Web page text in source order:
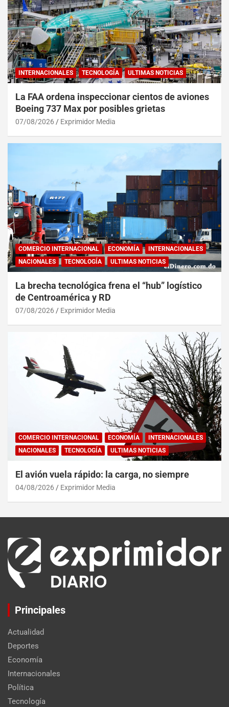
INTERNACIONALES TECNOLOGÍA ULTIMAS NOTICIAS
La FAA ordena inspeccionar cientos de aviones
Boeing 737 Max por posibles grietas
07/08/2026 Exprimidor Media
COMERCIO INTERNACIONAL ECONOMÍA
INTERNACIONALES
NACIONALES
TECNOLOGÍA ULTIMAS NOTICIAS
La brecha tecnológica frena el “hub” logístico
de Centroamérica y RD
07/08/2026 Exprimidor Media
COMERCIO INTERNACIONAL ECONOMÍA
INTERNACIONALES
NACIONALES
TECNOLOGÍA ULTIMAS NOTICIAS
El avión vuela rápido: la carga, no siempre
04/08/2026 Exprimidor Media
Principales
Actualidad
Deportes
Economía
Internacionales
Política
Tecnología